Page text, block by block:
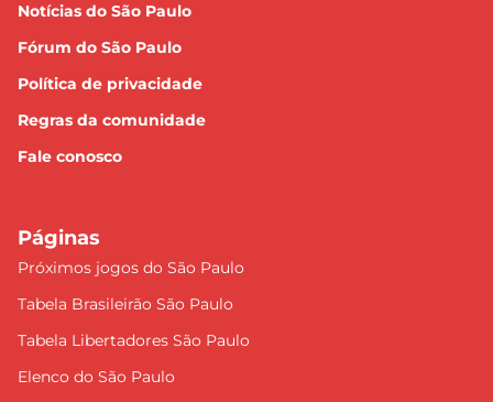
Notícias do São Paulo
Fórum do São Paulo
Política de privacidade
Regras da comunidade
Fale conosco
Páginas
Próximos jogos do São Paulo
Tabela Brasileirão São Paulo
Tabela Libertadores São Paulo
Elenco do São Paulo